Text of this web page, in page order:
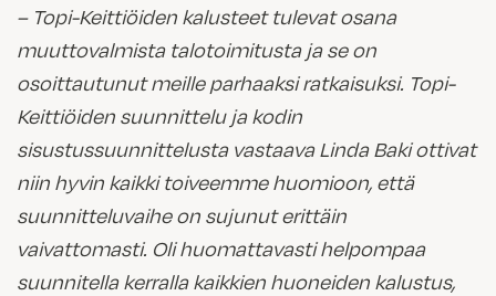
– Topi-Keittiöiden kalusteet tulevat osana
muuttovalmista talotoimitusta ja se on
osoittautunut meille parhaaksi ratkaisuksi. Topi-
Keittiöiden suunnittelu ja kodin
sisustussuunnittelusta vastaava Linda Baki ottivat
niin hyvin kaikki toiveemme huomioon, että
suunnitteluvaihe on sujunut erittäin
vaivattomasti. Oli huomattavasti helpompaa
suunnitella kerralla kaikkien huoneiden kalustus,